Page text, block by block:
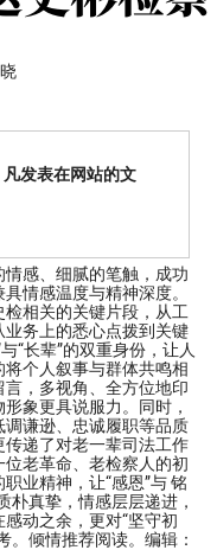
发表在网站的文
感、细腻的笔触，成功
情感温度与精神深度。
相关的关键片段，从工
务上的悉心点拨到关键
“长辈”的双重身份，让人
个人叙事与群体共鸣相
，多视角、全方位地印
象更具说服力。同时，
谦逊、忠诚履职等品质
递了对老一辈司法工作
老革命、老检察人的初
业精神，让“感恩”与 铭
朴真挚，情感层层递进，
动之余，更对“坚守初
。倾情推荐阅读。编辑：